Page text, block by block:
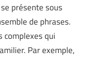
présente sous
de phrases.
complexes qui
Par exemple,